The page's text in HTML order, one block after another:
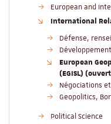
European and
International
Défense,
European
(EGISL)
Négociations
Geopolitics,
Political Science